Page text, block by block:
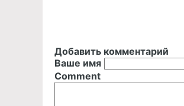
Добавить комментарий
Ваше имя
Comment